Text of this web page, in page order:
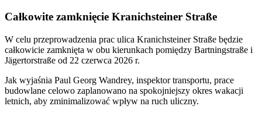
Całkowite zamknięcie Kranichsteiner Straße
W celu przeprowadzenia prac ulica Kranichsteiner Straße będzie
całkowicie zamknięta w obu kierunkach pomiędzy Bartningstraße i
Jägertorstraße od 22 czerwca 2026 r.
Jak wyjaśnia Paul Georg Wandrey, inspektor transportu, prace
budowlane celowo zaplanowano na spokojniejszy okres wakacji
letnich, aby zminimalizować wpływ na ruch uliczny.